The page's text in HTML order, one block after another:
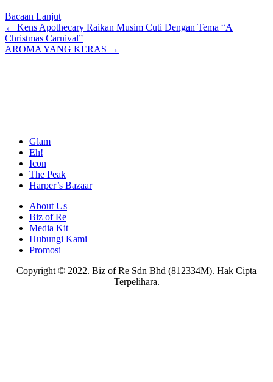
Bacaan Lanjut
Posts
navigation
← Kens Apothecary Raikan Musim Cuti Dengan Tema “A
Christmas Carnival”
AROMA YANG KERAS →
Glam
Eh!
Icon
The Peak
Harper’s Bazaar
About Us
Biz of Re
Media Kit
Hubungi Kami
Promosi
Copyright © 2022. Biz of Re Sdn Bhd (812334M). Hak Cipta
Terpelihara.